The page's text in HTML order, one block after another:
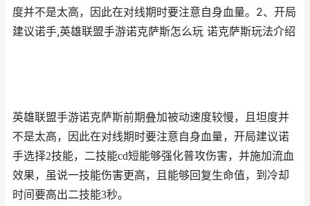
度并不是太高，因此在对线期时要注意自身血量。2、开局
建议诺手,英雄联盟手游诺克萨斯怎么玩 诺克萨斯玩法介绍
英雄联盟手游诺克萨斯前期叠加被动速度较慢，且坦度并
不是太高，因此在对线期时要注意自身血量，开局建议诺
手选择2技能，二技能cd短能够强化普攻伤害，并施加流血
效果，虽说一技能伤害更高，且能够回复生命值，到冷却
时间要高出二技能3秒。